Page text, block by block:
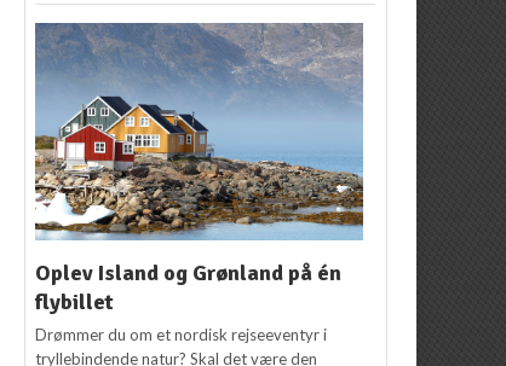
Oplev Island og Grønland på én
flybillet
Drømmer du om et nordisk rejseeventyr i
tryllebindende natur? Skal det være den